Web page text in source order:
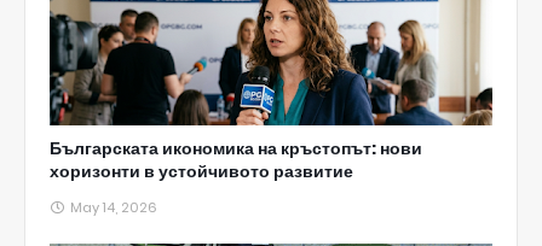
Българската икономика на кръстопът: нови
хоризонти в устойчивото развитие
May 14, 2026